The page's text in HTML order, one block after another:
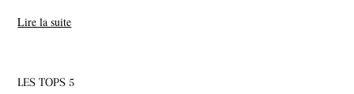
Lire la suite
LES TOPS 5